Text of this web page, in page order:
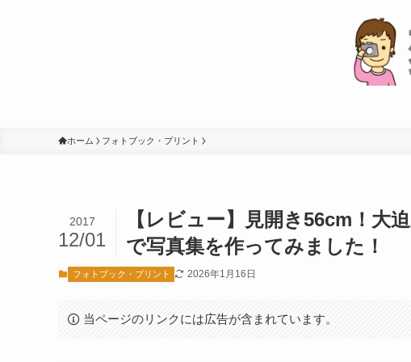
ホーム フォトブック・プリント
【レビュー】見開き56cm！大
で写真集を作ってみました！
2017
12/01
フォトブック・プリント 2026年1月16日
当ページのリンクには広告が含まれています。